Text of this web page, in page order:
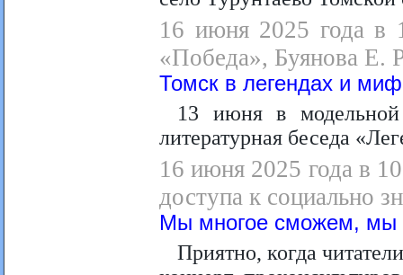
16 июня 2025 года в
«Победа», Буянова Е.
Томск в легендах и
13 июня в модельной
литературная беседа
16 июня 2025 года в
доступа к социально
Мы многое сможем, мы
Приятно, когда